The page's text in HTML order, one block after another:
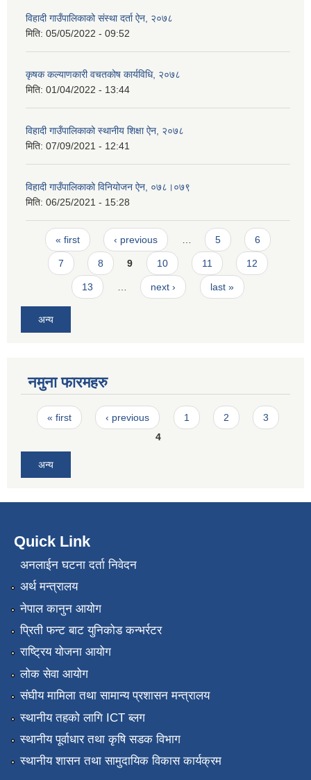
विहादी गाउँपालिकाको संस्था दर्ता ऐन, २०७८
मिति: 05/05/2022 - 09:52
कृषक कल्याणकारी वचतकोष कार्यविधि, २०७८
मिति: 01/04/2022 - 13:44
विहादी गाउँपालिकाको स्थानीय शिक्षा ऐन, २०७८
मिति: 07/09/2021 - 12:41
विहादी गाउँपालिकाको विनियोजन ऐन, ०७८।०७९
मिति: 06/25/2021 - 15:28
Pages
« first ‹ previous … 5 6
7 8 9 10 11 12
13 … next › last »
अन्य
नमुना फारमहरु
Pages
« first ‹ previous 1 2
3
4
अन्य
Quick Link
अनलाईन घटना दर्ता निवेदन
अर्थ मन्त्रालय
नेपाल कानुन आयोग
प्रिती फन्ट बाट युनिकोड कन्भर्रटर
राष्ट्रिय योजना आयोग
लोक सेवा आयोग
संघीय मामिला तथा सामान्य प्रशासन मन्त्रालय
स्थानीय तहको लागि ICT ब्लग
स्थानीय पूर्वाधार तथा कृषि सडक विभाग
स्थानीय शासन तथा सामुदायिक विकास कार्यक्रम